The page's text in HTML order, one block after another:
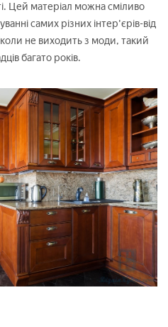
Цей матеріал можна сміливо
самих різних інтер'єрів-від
не виходить з моди, такий
багато років.